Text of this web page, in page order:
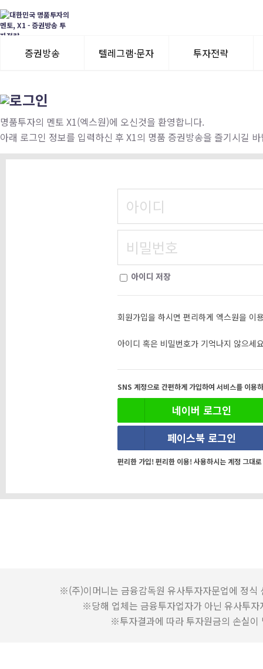
증권방송
수익률뽐내기
이용후기
텔레그램·문자
3일 무료체험
이용후기
투자전략
명품투자의 멘토 X1(엑스원)에 오신것을 환영합니다.
아래 로그인 정보를 입력하신 후 X1의 명품 증권방송을 즐기시길
아이디
비밀번호
아이디 저장
회원가입을 하시면 편리하게 엑스원을 이
아이디 혹은 비밀번호가 기억나지 않으세
SNS 계정으로 간편하게 가입하여 서비스를 이용
네이버 로그인
페이스북 로그인
편리한 가입! 편리한 이용! 사용하시는 계정 그대
※(주)이머니는 금융감독원 유사투자자문업에 정식
※당해 업체는 금융투자업자가 아닌 유사투
※투자결과에 따라 투자원금의 손실이